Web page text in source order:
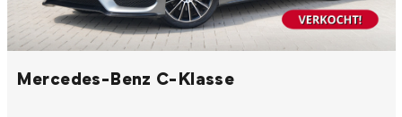
Mercedes-Benz C-Klasse